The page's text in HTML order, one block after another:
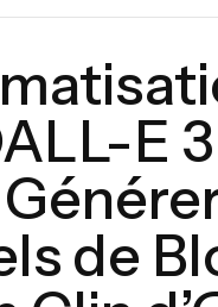
E 3
de